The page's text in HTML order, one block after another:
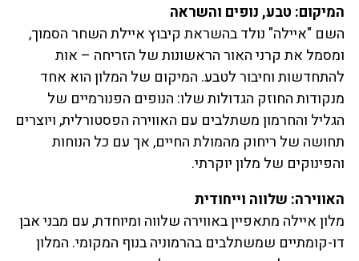
המיקום: טבע, נופים והשראה
השם "איילה" נולד בהשראת קיבוץ איילת השחר הסמוך,
ומסמל את קרני האור הראשונות של הזריחה – אות
להתחדשות וחיבור לטבע. המיקום של המלון הוא אחד
מנקודות החוזק הגדולות שלו: הנופים הפנורמיים של
הגליל והחרמון משתלבים עם האווירה הפסטורלית, ויוצרים
תחושה של ריחוק מהמולת החיים, אך עם כל הנוחות
והפינוקים של מלון יוקרתי.
האווירה: שלווה וייחודית
מלון איילה מתאפיין באווירה שלווה ומיוחדת, עם מבני אבן
דו-קומתיים שמשתלבים בהרמוניה בנוף המקומי. המלון